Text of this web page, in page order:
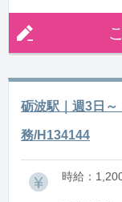
砺波駅｜週3日
務/H134144
時給：